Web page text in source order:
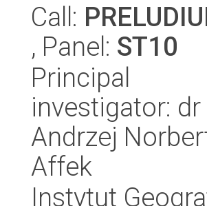
Call:
, Panel: ST10
Principal
investigator: dr
Andrzej
Affek
Instytut